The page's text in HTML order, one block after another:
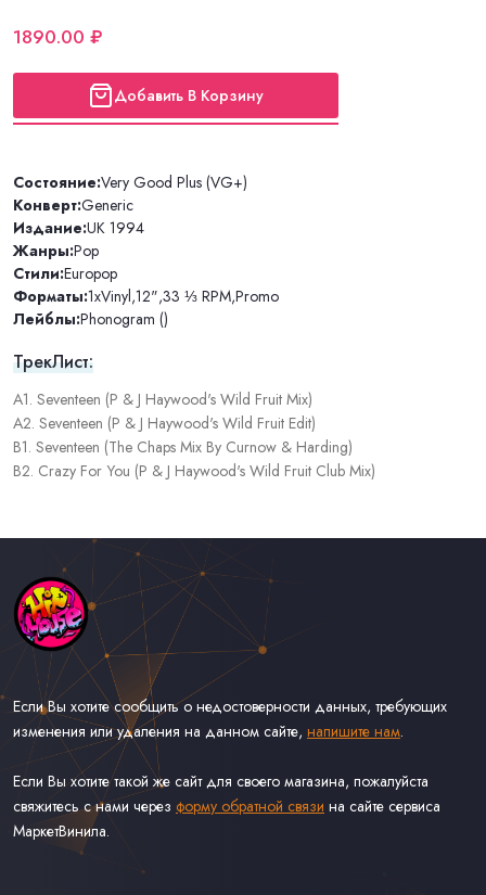
1890.00 ₽
Добавить В Корзину
Состояние:Very Good Plus (VG+)
Конверт:Generic
Издание:UK 1994
Жанры:Pop
Стили:Europop
Форматы:1xVinyl,12",33 ⅓ RPM,Promo
Лейблы:Phonogram ()
ТрекЛист:
A1. Seventeen (P & J Haywood's Wild Fruit Mix)
A2. Seventeen (P & J Haywood's Wild Fruit Edit)
B1. Seventeen (The Chaps Mix By Curnow & Harding)
B2. Crazy For You (P & J Haywood's Wild Fruit Club Mix)
Если Вы хотите сообщить о недостоверности данных, требующих
изменения или удаления на данном сайте, напишите нам.
Если Вы хотите такой же сайт для своего магазина, пожалуйста
свяжитесь с нами через форму обратной связи на сайте сервиса
МаркетВинила.
Каталог Музыки на Виниле В Наличии